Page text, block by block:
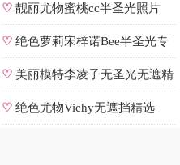
♡ 靓丽尤物蜜桃cc半圣光照片
♡ 绝色萝莉宋梓诺Bee半圣光专
辑
♡ 美丽模特李凌子无圣光无遮精
选
♡ 绝色尤物Vichy无遮挡精选